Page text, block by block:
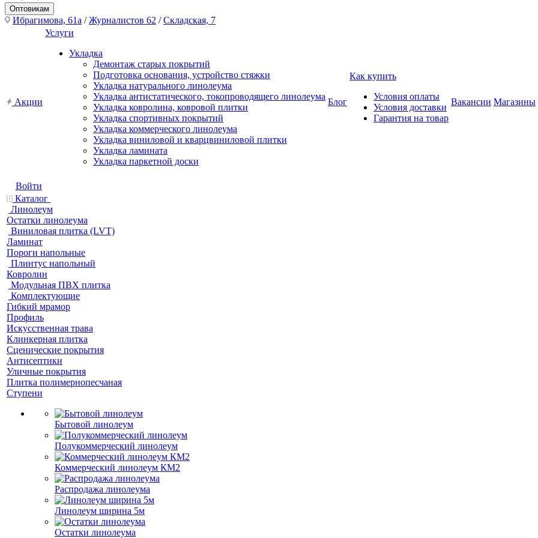
Оптовикам
Ибрагимова, 61а /Журналистов 62 /Складская, 7
Акции
Услуги
Укладка
Демонтаж старых покрытий
Подготовка основания, устройство стяжки
Укладка натурального линолеума
Укладка антистатического, токопроводящего линолеума
Укладка ковролина, ковровой плитки
Укладка спортивных покрытий
Укладка коммерческого линолеума
Укладка виниловой и кварцвиниловой плитки
Укладка ламината
Укладка паркетной доски
Блог
Как купить
Условия оплаты
Условия доставки
Гарантия на товар
Вакансии Магазины
Войти
Каталог
Линолеум
Остатки линолеума
Виниловая плитка (LVT)
Ламинат
Пороги напольные
Плинтус напольный
Ковролин
Модульная ПВХ плитка
Комплектующие
Гибкий мрамор
Профиль
Искусственная трава
Клинкерная плитка
Сценические покрытия
Антисептики
Уличные покрытия
Плитка полимернопесчаная
Ступени
Бытовой линолеум
Полукоммерческий линолеум
Коммерческий линолеум КМ2
Распродажа линолеума
Линолеум ширина 5м
Остатки линолеума